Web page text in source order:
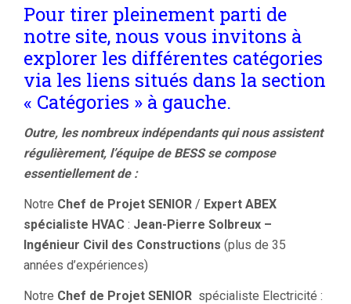
Pour tirer pleinement parti de
notre site, nous vous invitons à
explorer les différentes catégories
via les liens situés dans la section
« Catégories » à gauche.
Outre, les nombreux indépendants qui nous assistent
régulièrement, l’équipe de BESS se compose
essentiellement de :
Notre Chef de Projet SENIOR / Expert ABEX
spécialiste HVAC : Jean-Pierre Solbreux –
Ingénieur Civil des Constructions (plus de 35
années d’expériences)
Notre Chef de Projet SENIOR spécialiste Electricité :